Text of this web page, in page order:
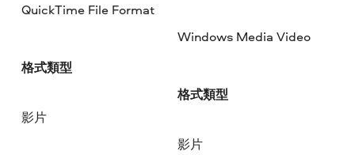
QuickTime File Format
格式類型
影片
Windows Media Video
格式類型
影片